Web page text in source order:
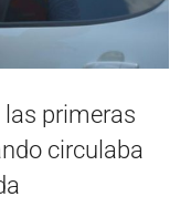
las primeras
circulaba